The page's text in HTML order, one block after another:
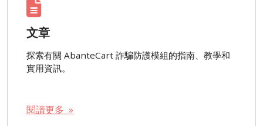
文章
探索有關 AbanteCart 詐騙防護模組的指南、教學和
實用資訊。
閱讀更多 »